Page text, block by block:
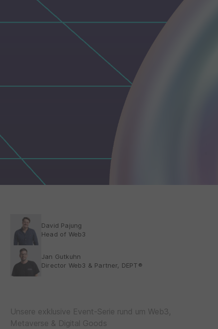
David Pajung
Head of Web3
Jan Gutkuhn
Director Web3 & Partner, DEPT®
Unsere exklusive Event-Serie rund um Web3,
Metaverse & Digital Goods